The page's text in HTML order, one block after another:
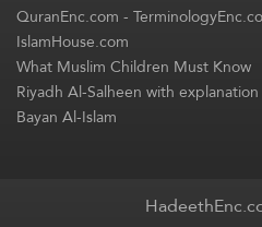
QuranEnc.com-
IslamHouse.com
What Muslim Children Must Know
Riyadh Al-Salheen with
Bayan Al-Islam